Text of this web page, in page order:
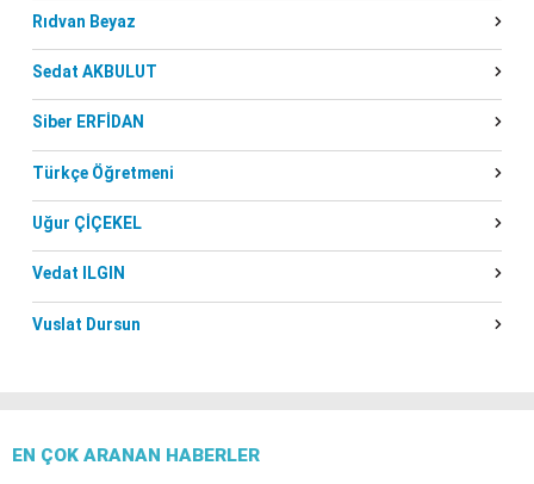
Rıdvan Beyaz
Sedat AKBULUT
Siber ERFİDAN
Türkçe Öğretmeni
Uğur ÇİÇEKEL
Vedat ILGIN
Vuslat Dursun
EN ÇOK ARANAN HABERLER